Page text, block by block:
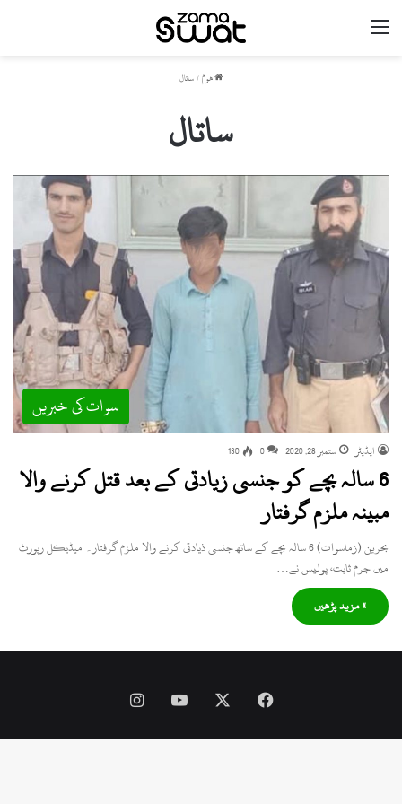
ھوم/ساتال
ساتال
سوات کی خبریں
ایڈیٹر ستمبر 28, 2020 0
130
6 سالہ بچے کو جنسی زیادتی کے بعد قتل کرنے والا
مبینہ ملزم گرفتار
بحرین (زماسوات) 6 سالہ بچے کے ساتھ جنسی ذیادتی کرنے والا ملزم گرفتار۔ میڈیکل رپورٹ
میں جرم ثابت، پولیس نے…
» مزید پڑھیں
Facebook
YouTube